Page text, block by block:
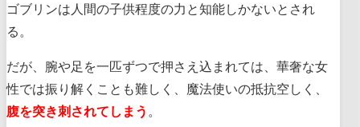
ゴブリンは人間の子供程度の力と知能しかないとされ
る。
だが、腕や足を一匹ずつで押さえ込まれては、華奢な女
性では振り解くことも難しく、魔法使いの抵抗空しく、
腹を突き刺されてしまう 。